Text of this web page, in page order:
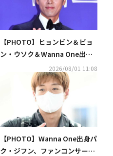
【PHOTO】ヒョンビン＆ビョ
ン・ウソク＆Wanna One出身
パク・ジフンら「第5回青龍シ
リーズアワード」レッドカーペ
ットに登場
2026/08/01 11:08
【PHOTO】Wanna One出身パ
ク・ジフン、ファンコンサート